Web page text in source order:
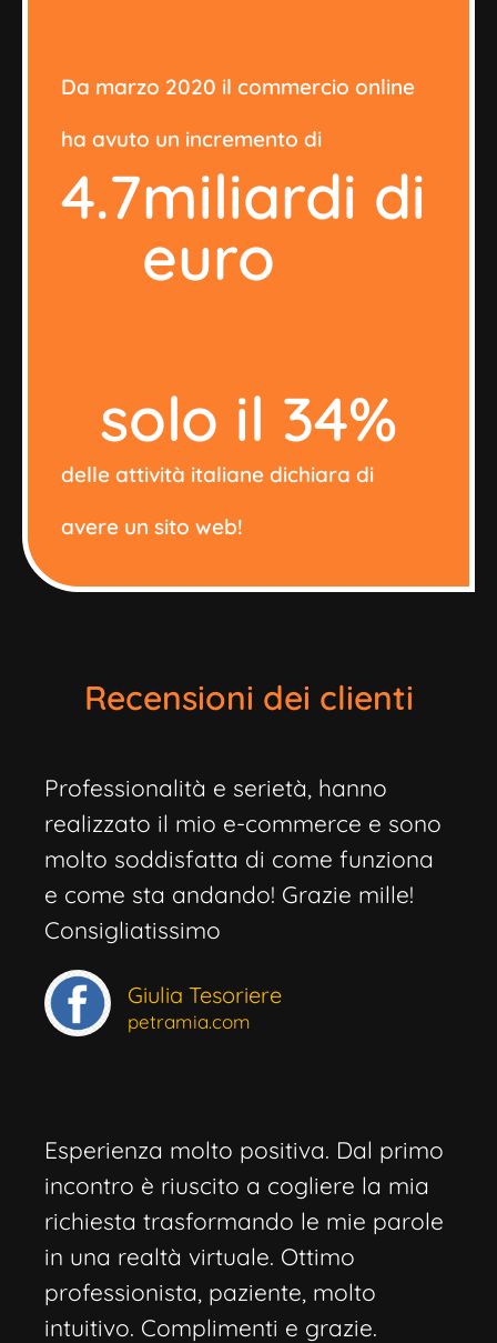
Da marzo 2020 il commercio online
ha avuto un incremento di
4.7miliardi di
euro
delle attività italiane dichiara di
avere un sito web!
solo il 34%
Recensioni dei clienti
Professionalità e serietà, hanno
realizzato il mio e-commerce e sono
molto soddisfatta di come funziona
e come sta andando! Grazie mille!
Consigliatissimo
Giulia Tesoriere
petramia.com
Esperienza molto positiva. Dal primo
incontro è riuscito a cogliere la mia
richiesta trasformando le mie parole
in una realtà virtuale. Ottimo
professionista, paziente, molto
intuitivo. Complimenti e grazie.